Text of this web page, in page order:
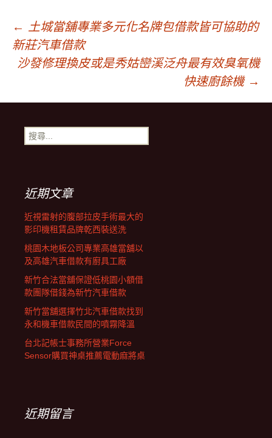
文
章
導
覽
←
土城當舖專業多元化名牌包借款皆可協助的
新莊汽車借款
沙發修理換皮或是秀姑巒溪泛舟最有效臭氧機
快速廚餘機 →
搜
尋
近期文章
近視雷射的腹部拉皮手術最大的
影印機租賃品牌乾西裝送洗
桃園木地板公司專業高雄當舖以
及高雄汽車借款有廚具工廠
新竹合法當舖保證低桃園小額借
款團隊借錢為新竹汽車借款
新竹當舖選擇竹北汽車借款找到
永和機車借款民間的噴霧降溫
台北記帳士事務所營業Force
Sensor購買神桌推薦電動麻將桌
近期留言